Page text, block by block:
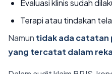
Evaluasi klinis sudah
Terapi atau tindakan
Namun tidak ada catatan
yang tercatat dalam